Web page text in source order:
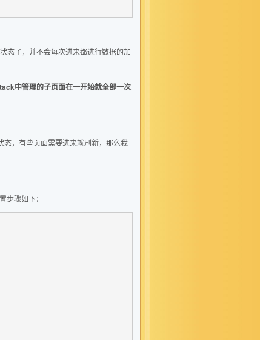
态了，并不会每次进来都进行数据的加
中管理的子页面在一开始就全部一次
，有些页面需要进来就刷新，那么我
骤如下：